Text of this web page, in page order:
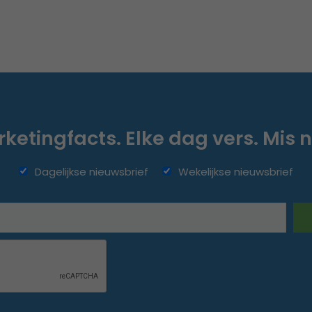
Elke dag vers. Mis
Dagelijkse nieuwsbrief Wekelijkse nieuwsbrief